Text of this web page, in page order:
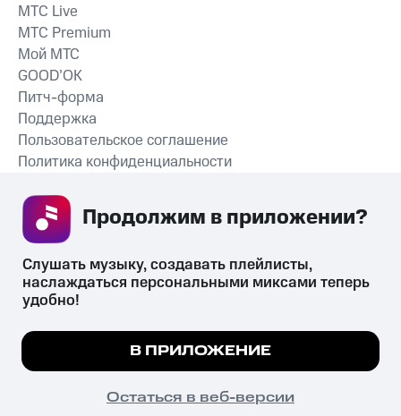
СКАЧАТЬ ПРИЛОЖЕНИЕ
MTС Live
MTС Premium
Мой МТС
GOOD’OK
Питч-форма
Поддержка
Пользовательское соглашение
Политика конфиденциальности
психотропных веществ, их аналогов причиняет вред здоровью,
их незаконный оборот запрещён и влечёт установленную
законодательством ответственность.
© 2026 ООО «КИОН».
Все права защищены
Мы используем куки, чтобы на сайте все
Подробнее
ПОНЯТНО
Слушать музыку, создавать плейлисты,
наслаждаться персональными миксами теперь
удобно!
В ПРИЛОЖЕНИЕ
Остаться в веб-версии